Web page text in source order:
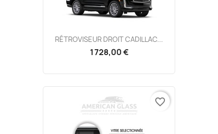
RÉTROVISEUR DROIT CADILLAC...
1 728,00 €
favorite_border